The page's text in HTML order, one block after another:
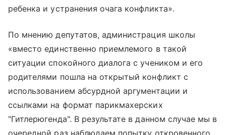
ребенка и устранения очага конфликта».
По мнению депутатов, администрация школы
«вместо единственно приемлемого в такой
ситуации спокойного диалога с учеником и его
родителями пошла на открытый конфликт с
использованием абсурдной аргументации и
ссылками на формат парикмахерских
"Гитлерюгенда". В результате в данном случае мы в
очередной раз наблюдаем попытку откровенного